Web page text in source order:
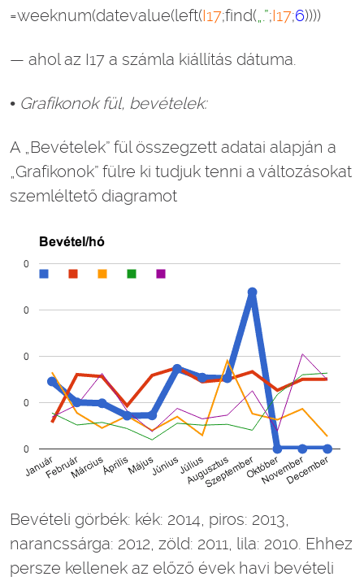
=weeknum(datevalue(left(I17;find( „.”;I17;6))))
— ahol az I17 a számla kiállítás dátuma.
• Grafikonok fül, bevételek:
A „Bevételek” fül összegzett adatai alapján a
„Grafikonok” fülre ki tudjuk tenni a változásokat
szemléltető diagramot
Bevételi görbék: kék: 2014, piros: 2013,
narancssárga: 2012, zöld: 2011, lila: 2010. Ehhez
persze kellenek az előző évek havi bevételi